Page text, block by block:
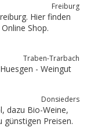
Freiburg
Hier finden
Shop.
Traben-Trarbach
- Weingut
Donsieders
günstigen Preisen.